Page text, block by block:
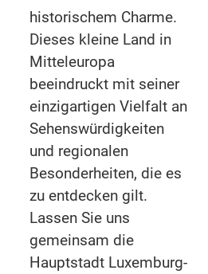
historischem Charme.
Dieses kleine Land in
Mitteleuropa
beeindruckt mit seiner
einzigartigen Vielfalt an
Sehenswürdigkeiten
und regionalen
Besonderheiten, die es
zu entdecken gilt.
Lassen Sie uns
gemeinsam die
Hauptstadt Luxemburg-